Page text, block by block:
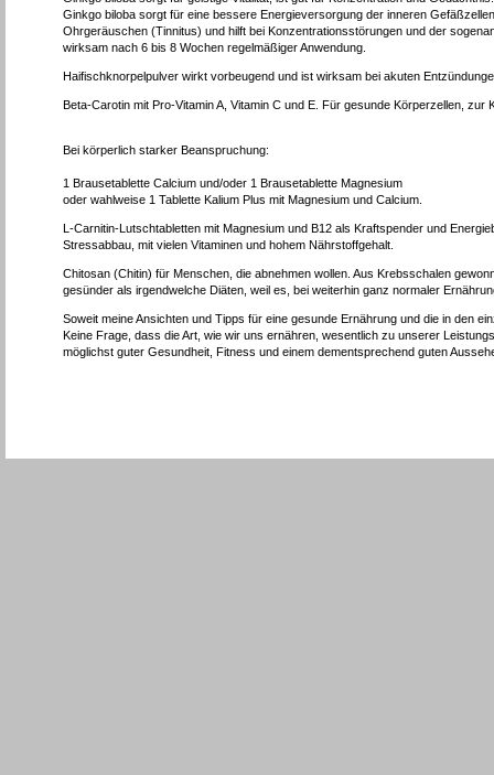
Ginkgo biloba sorgt für eine bessere Energieversorgung der inneren
Ohrgeräuschen (Tinnitus) und hilft bei Konzentrationsstörungen und der
wirksam nach 6 bis 8 Wochen regelmäßiger Anwendung.
Haifischknorpelpulver wirkt vorbeugend und ist wirksam bei akuten
Beta-Carotin mit Pro-Vitamin A, Vitamin C und E. Für gesunde Körperzellen,
Bei körperlich starker Beanspruchung:
1 Brausetablette Calcium und/oder 1 Brausetablette Magnesium
oder wahlweise 1 Tablette Kalium Plus mit Magnesium und Calcium.
L-Carnitin-Lutschtabletten mit Magnesium und B12 als Kraftspender und
Stressabbau, mit vielen Vitaminen und hohem Nährstoffgehalt.
Chitosan (Chitin) für Menschen, die abnehmen wollen. Aus Krebsschalen
gesünder als irgendwelche Diäten, weil es, bei weiterhin ganz normaler
Soweit meine Ansichten und Tipps für eine gesunde Ernährung und die in den
Keine Frage, dass die Art, wie wir uns ernähren, wesentlich zu unserer
möglichst guter Gesundheit, Fitness und einem dementsprechend guten